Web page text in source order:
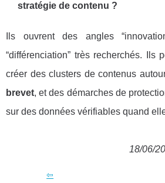
stratégie de contenu ?
Ils ouvrent des angles
“différenciation” très recherchés. Ils
créer des clusters de contenus
brevet, et des démarches de
sur des données vérifiables quand
18/06/